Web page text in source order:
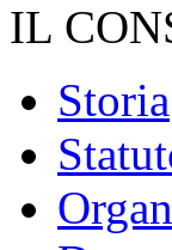
IL
Storia